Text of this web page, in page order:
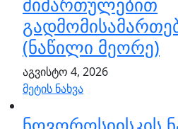
(ნაწილი მეორე)
აგვისტო 4, 2026
მეტის ნახვა